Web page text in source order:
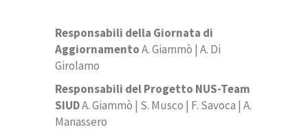
Responsabili della Giornata di
AggiornamentoA. Giammò | A. Di
Girolamo
Responsabili del Progetto NUS-Team
SIUDA. Giammò | S. Musco | F. Savoca | A.
Manassero